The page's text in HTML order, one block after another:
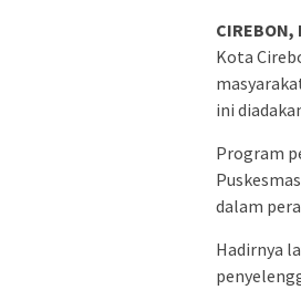
CIREBON,
Kota
ini
Program
dalam
Hadirnya